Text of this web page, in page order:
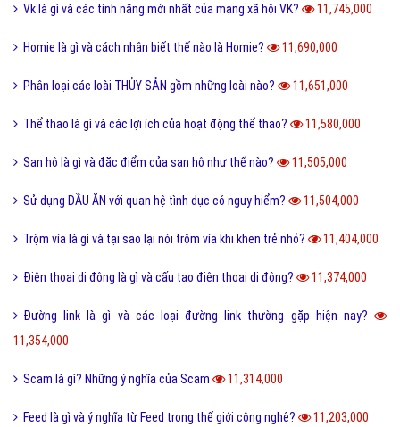
Vk là gì và các tính năng mới nhất của mạng xã hội VK? 11,745,000
Homie là gì và cách nhận biết thế nào là Homie? 11,690,000
Phân loại các loài THỦY SẢN gồm những loài nào? 11,651,000
Thể thao là gì và các lợi ích của hoạt động thể thao? 11,580,000
San hô là gì và đặc điểm của san hô như thế nào? 11,505,000
Sử dụng DẦU ĂN với quan hệ tình dục có nguy hiểm? 11,504,000
Trộm vía là gì và tại sao lại nói trộm vía khi khen trẻ nhỏ? 11,404,000
Điện thoại di động là gì và cấu tạo điện thoại di động? 11,374,000
Đường link là gì và các loại đường link thường gặp hiện nay?
11,354,000
Scam là gì? Những ý nghĩa của Scam 11,314,000
Feed là gì và ý nghĩa từ Feed trong thế giới công nghệ? 11,203,000